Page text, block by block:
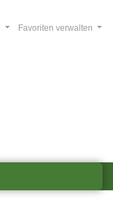
Favoriten verwalten